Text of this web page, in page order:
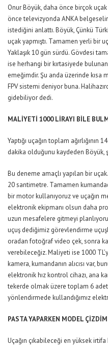
Onur Böyük, daha önce birçok
önce televizyonda ANKA
istediğini anlattı. Böyük, Çünkü
uçak yapmıştı. Tamamen yerli bir
Yaklaşık 10 gün sürdü. Gövdesi
ise herhangi bir kırtasiyede
emeğimdir. Şu anda üzerinde kısa
FPV sistemi deniyor buna.
gidebiliyor dedi.
MALİYETİ 1000 LİRAYI BİLE
Yaptığı uçağın toplam
dakika olduğunu kaydeden Böyük,
Bu deneme amaçlı yapılan bir
20 santimetre. Tamamen
bir motor kullanıyoruz ve uçağın
elektronik ekipmanı olsun daha
uzun mesafelere gitmeyi
uçuş dediğimiz görevlendirme
oradan fotoğraf video çek, sonra
verebileceğiz. Maliyeti ise 1000
kamera, kumandanın alıcısı var,
elektronik hız kontrol cihazı, ana
tekerde olmak üzere toplam 6
yönlendirmede kullandığımız
PASTA YAPARKEN MODEL ÇİZDİM
Uçağın çıkabileceği en yüksek